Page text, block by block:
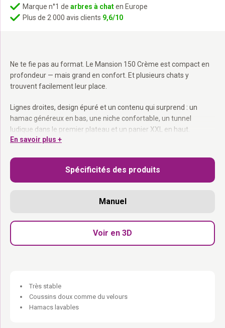
Ne te fie pas au format. Le Mansion 150 Crème est compact en
profondeur — mais grand en confort. Et plusieurs chats y
trouvent facilement leur place.
Lignes droites, design épuré et un contenu qui surprend : un
hamac généreux en bas, une niche confortable, un tunnel
ludique dans le premier plateau et un panier XXL en haut.
Peluche crème avec sisal naturel. Seulement 40 cm de
Hamac généreux en bas :Pour les vraies paresseuses.
Niche + tunnel ludique :Pour la chatte qui aime explorer et se
Le spot le plus convoité à 150 cm.
espaces.
En savoir plus +
Marque n°1 de arbres à chaten Europe
Plus de 2 000 avis clients 9,6/10
Spécificités des produits
Manuel
Voir en 3D
Très stable
Coussins doux comme du velours
Hamacs lavables